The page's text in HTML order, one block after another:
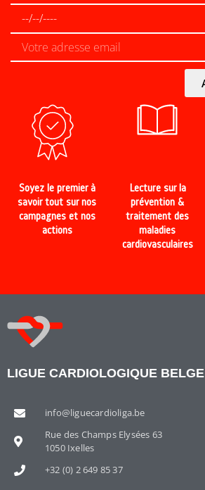
Soyez le premier à
savoir tout sur nos
campagnes et nos
actions
Lecture sur la
prévention &
traitement des
maladies
cardiovasculaires
LIGUE CARDIOLOGIQUE BELGE
info@liguecardioliga.be
Rue des Champs Elysées 63
1050 Ixelles
+32 (0) 2 649 85 37